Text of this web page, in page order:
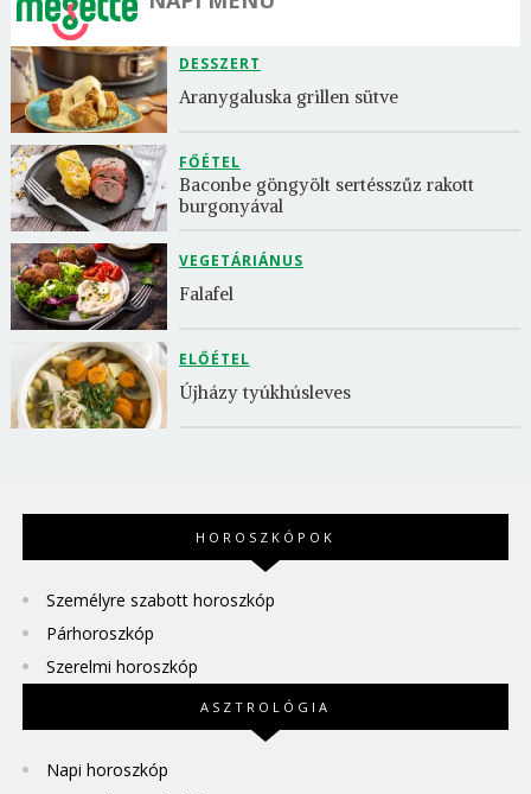
DESSZERT
Aranygaluska grillen sütve
FŐÉTEL
Baconbe göngyölt sertésszűz rakott
burgonyával
VEGETÁRIÁNUS
Falafel
ELŐÉTEL
Újházy tyúkhúsleves
HOROSZKÓPOK
Személyre szabott horoszkóp
Párhoroszkóp
Szerelmi horoszkóp
ASZTROLÓGIA
Napi horoszkóp